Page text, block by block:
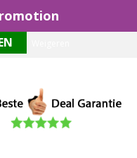
maken wij gebruik van